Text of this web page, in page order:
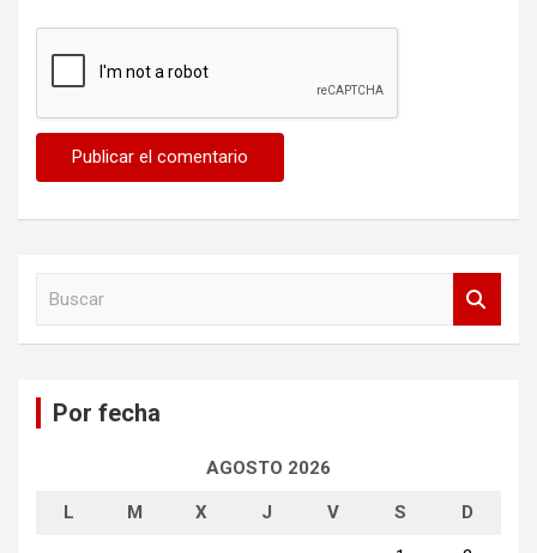
Por fecha
AGOSTO 2026
L M X J V S D